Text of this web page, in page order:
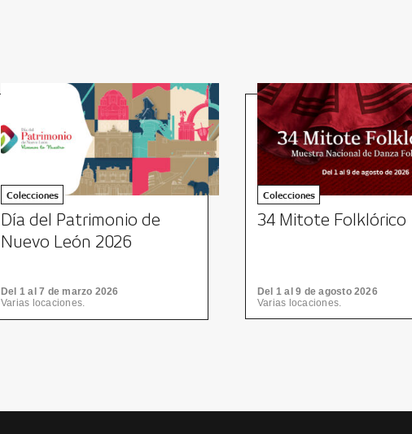
Colecciones
Día del Patrimonio de
Nuevo León 2026
Del 1 al 7 de marzo 2026
Varias locaciones.
Colecciones
34 Mitote Folklórico
Del 1 al 9 de agosto 2026
Varias locaciones.